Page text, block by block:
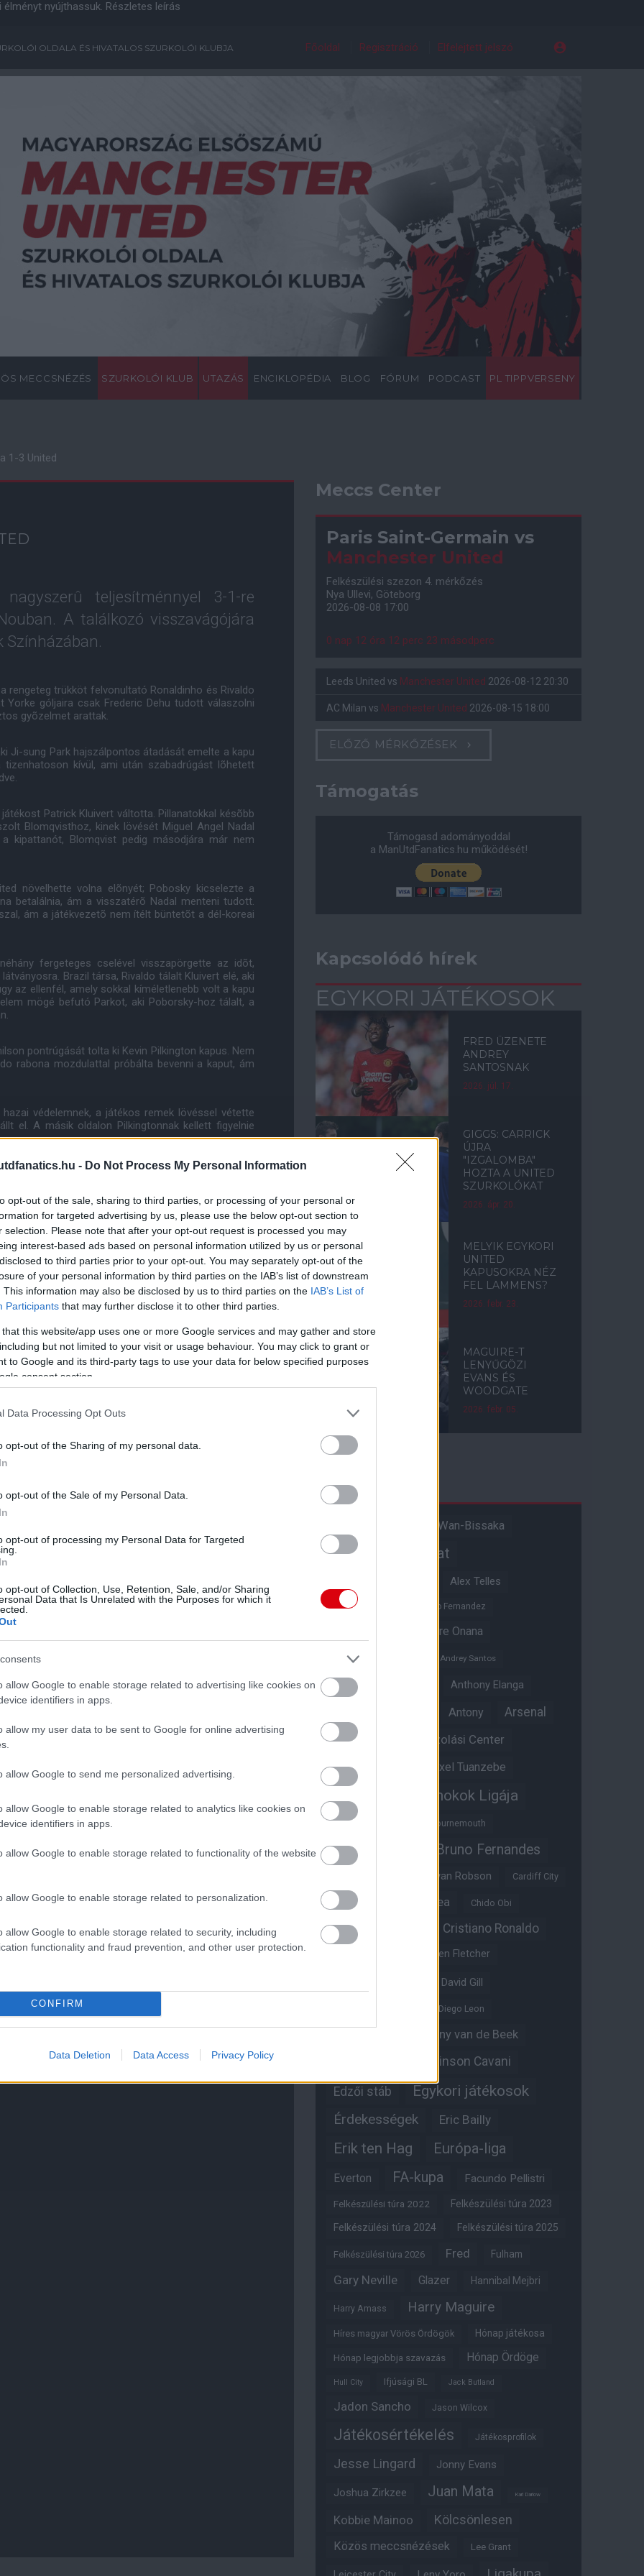
- Do Not Process My Personal Information
opt-out of the sale, sharing to third parties, or processing of your personal or
for targeted advertising by us, please use the below opt-out section to
selection. Please note that after your opt-out request is processed you may
interest-based ads based on personal information utilized by us or personal
to third parties prior to your opt-out. You may separately opt-out of the
of your personal information by third parties on the IAB’s list of downstream
This information may also be disclosed by us to third parties on the IAB’s List of
Participants that may further disclose it to other third parties.
that this website/app uses one or more Google services and may gather and store
but not limited to your visit or usage behaviour. You may click to grant or
to Google and its third-party tags to use your data for below specified purposes
consent section.
Data Processing Opt Outs
opt-out of the Sharing of my personal data.
opt-out of the Sale of my Personal Data.
opt-out of processing my Personal Data for Targeted
opt-out of Collection, Use, Retention, Sale, and/or Sharing
Data that Is Unrelated with the Purposes for which it
allow Google to enable storage related to advertising like cookies on
identifiers in apps.
allow my user data to be sent to Google for online advertising
allow Google to send me personalized advertising.
allow Google to enable storage related to analytics like cookies on
identifiers in apps.
allow Google to enable storage related to functionality of the website
allow Google to enable storage related to personalization.
allow Google to enable storage related to security, including
functionality and fraud prevention, and other user protection.
CONFIRM
Data Deletion Data Access Privacy Policy
nyújthassuk. Részletes leírás
OLDALA ÉS HIVATALOS SZURKOLÓI KLUBJA Főoldal Regisztráció Elfelejtett jelszó
MECCSNÉZÉS SZURKOLÓI KLUB UTAZÁS ENCIKLOPÉDIA BLOG FÓRUM PODCAST PL TIPPVERSENY
1-3 United
teljesítménnyel 3-1-re
A találkozó visszavágójára
Színházában.
rengeteg trükköt felvonultató Ronaldinho és Rivaldo
Yorke góljaira csak Frederic Dehu tudott válaszolni
gyõzelmet arattak.
Ji-sung Park hajszálpontos átadását emelte a kapu
kívül, ami után szabadrúgást lõhetett
Patrick Kluivert váltotta. Pillanatokkal késõbb
Blomqvisthoz, kinek lövését Miguel Angel Nadal
kipattanót, Blomqvist pedig másodjára már nem
növelhette volna elõnyét; Pobosky kicselezte a
betalálnia, ám a visszatérõ Nadal menteni tudott.
ám a játékvezetõ nem ítélt büntetõt a dél-koreai
fergeteges cselével visszapörgette az idõt,
Brazil társa, Rivaldo tálalt Kluivert elé, aki
az ellenfél, amely sokkal kíméletlenebb volt a kapu
mögé befutó Parkot, aki Poborsky-hoz tálalt, a
pontrúgását tolta ki Kevin Pilkington kapus. Nem
rabona mozdulattal próbálta bevenni a kaput, ám
védelemnek, a játékos remek lövéssel vétette
el. A másik oldalon Pilkingtonnak kellett figyelnie
átívelését Webber tette vissza Yorke-nak, aki
jutott a hálóba.
majd gurított a gólvonalon túlra. Egy ilyen
a legfontosabb, ám szeptemberben is remek
az idegenben szerzett gólok nem számítanak a
Nadal (Andersson 46), Edmilson (Amor 67),
(Estebaranz 82), Mendieta (Popescu 56), Simao
(Martin 53), Silvestre; Poborsky (Thornley 65),
74); Yorke, Saha (Webber 56)
Yorke 77'
és iOS-re!
működését!
Meccs Center
Paris Saint-Germain vs
Manchester United
Felkészülési szezon 4. mérkőzés
Nya Ullevi, Göteborg
2026-08-08 17:00
0 nap 12 óra 12 perc 22 másodperc
Leeds United vs Manchester United 2026-08-12 20:30
AC Milan vs Manchester United 2026-08-15 18:00
ELŐZŐ MÉRKŐZÉSEK
Támogatás
Támogasd adományoddal
a ManUtdFanatics.hu működését!
Kapcsolódó hírek
EGYKORI JÁTÉKOSOK
FRED ÜZENETE
ANDREY
SANTOSNAK
2026. júl. 17.
GIGGS: CARRICK
ÚJRA
"IZGALOMBA"
HOZTA A UNITED
SZURKOLÓKAT
2026. ápr. 20.
MELYIK EGYKORI
UNITED
KAPUSOKRA NÉZ
FEL LAMMENS?
2026. febr. 23.
MAGUIRE-T
LENYŰGÖZI
EVANS ÉS
WOODGATE
2026. febr. 05.
Aaron Wan-Bissaka
Akadémiai csapat
Alex Telles
Altay Bayindir Alvaro Fernandez
Andre Onana
Andreas Pereira
Andrey Santos
Angol válogatott Anthony Elanga
Antony Arsenal
Aston Villa Átigazolási Center
Átigazolások Axel Tuanzebe
Bajnokok Ligája
Benjamin Sesko Bournemouth
Brandon Williams Bruno Fernandes
Bryan Robson Cardiff City
Casemiro Chelsea Chido Obi
Christian Eriksen Cristiano Ronaldo
Darren Fletcher
David Gill
Diego Leon
Donny van de Beek
Edinson Cavani
Edzői stáb Egykori játékosok
Érdekességek Eric Bailly
Erik ten Hag Európa-liga
Everton FA-kupa Facundo Pellistri
Felkészülési túra 2022 Felkészülési túra 2023
Felkészülési túra 2024 Felkészülési túra 2025
Felkészülési túra 2026 Fred Fulham
Gary Neville Glazer Hannibal Mejbri
Harry Amass Harry Maguire
Híres magyar Vörös Ördögök Hónap játékosa
Hónap legjobbja szavazás Hónap Ördöge
Hull City Ifjúsági BL Jack Butland
Jadon Sancho Jason Wilcox
Játékosértékelés Játékosprofilok
Jesse Lingard Jonny Evans
Joshua Zirkzee Juan Mata Karl Darlow
Kobbie Mainoo Kölcsönlesen
Közös meccsnézések Lee Grant